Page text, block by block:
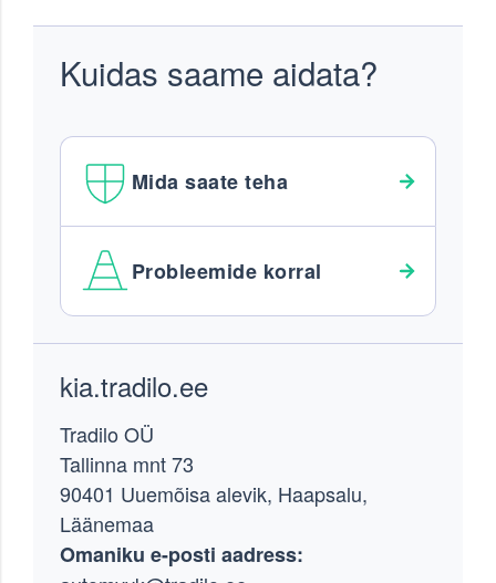
Kuidas saame aidata?
Mida saate teha
Probleemide korral
kia.tradilo.ee
Tradilo OÜ
Tallinna mnt 73
90401 Uuemõisa alevik, Haapsalu,
Läänemaa
Omaniku e-posti aadress: